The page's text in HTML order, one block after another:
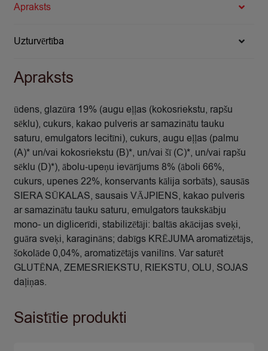
Apraksts
Uzturvērtība
Apraksts
ūdens, glazūra 19% (augu eļļas (kokosriekstu, rapšu
sēklu), cukurs, kakao pulveris ar samazinātu tauku
saturu, emulgators lecitīni), cukurs, augu eļļas (palmu
(A)* un/vai kokosriekstu (B)*, un/vai šī (C)*, un/vai rapšu
sēklu (D)*), ābolu-upeņu ievārījums 8% (āboli 66%,
cukurs, upenes 22%, konservants kālija sorbāts), sausās
SIERA SŪKALAS, sausais VĀJPIENS, kakao pulveris
ar samazinātu tauku saturu, emulgators taukskābju
mono- un diglicerīdi, stabilizētāji: baltās akācijas sveķi,
guāra sveķi, karagināns; dabīgs KRĒJUMA aromatizētājs,
šokolāde 0,04%, aromatizētājs vanilīns. Var saturēt
GLUTĒNA, ZEMESRIEKSTU, RIEKSTU, OLU, SOJAS
daļiņas.
Saistītie produkti